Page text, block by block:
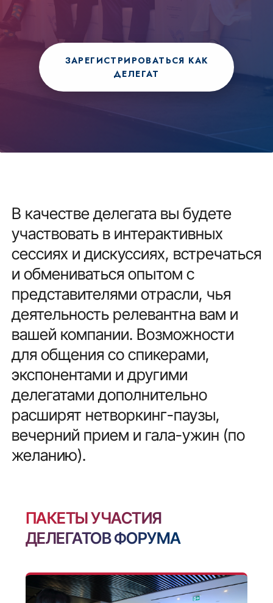
ЗАРЕГИСТРИРОВАТЬСЯ КАК
ДЕЛЕГАТ
В качестве делегата вы будете
участвовать в интерактивных
сессиях и дискуссиях, встречаться
и обмениваться опытом с
представителями отрасли, чья
деятельность релевантна вам и
вашей компании. Возможности
для общения со спикерами,
экспонентами и другими
делегатами дополнительно
расширят нетворкинг-паузы,
вечерний прием и гала-ужин (по
желанию).
ПАКЕТЫ УЧАСТИЯ
ДЕЛЕГАТОВ ФОРУМА